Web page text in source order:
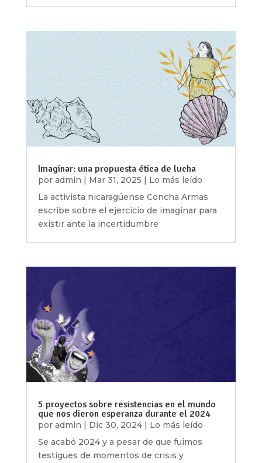
Imaginar: una propuesta ética de lucha
por admin | Mar 31, 2025 | Lo más leído
La activista nicaragüense Concha Armas
escribe sobre el ejercicio de imaginar para
existir ante la incertidumbre
5 proyectos sobre resistencias en el mundo
que nos dieron esperanza durante el 2024
por admin | Dic 30, 2024| Lo más leído
Se acabó 2024 y a pesar de que fuimos
testigues de momentos de crisis y